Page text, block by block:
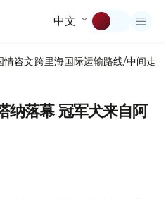
中文
情咨文跨里海国际运输路线/中间走廊
纳落幕 冠军犬来自阿